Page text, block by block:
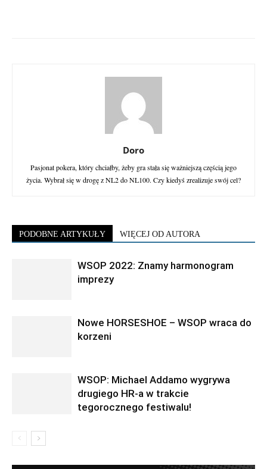
Doro
Pasjonat pokera, który chciałby, żeby gra stała się ważniejszą częścią jego
życia. Wybrał się w drogę z NL2 do NL100. Czy kiedyś zrealizuje swój cel?
PODOBNE ARTYKUŁY WIĘCEJ OD AUTORA
WSOP 2022: Znamy harmonogram
imprezy
Nowe HORSESHOE – WSOP wraca do
korzeni
WSOP: Michael Addamo wygrywa
drugiego HR-a w trakcie
tegorocznego festiwalu!